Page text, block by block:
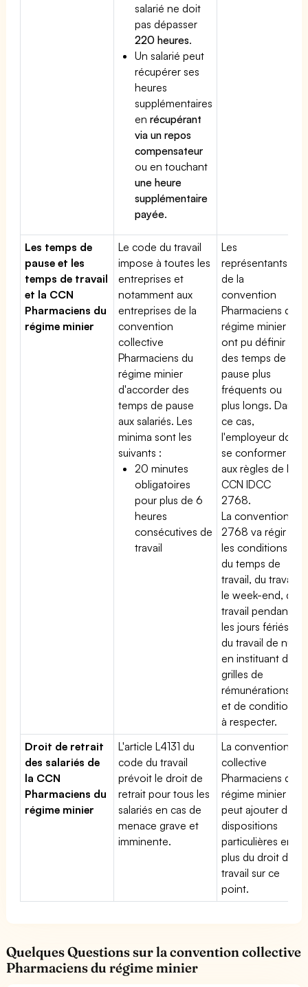
salarié ne doit
pas dépasser
220 heures.
Un salarié peut
récupérer ses
heures
supplémentaires
enrécupérant
via un repos
compensateur
ou en touchant
une heure
supplémentaire
payée.
Les temps de
pause et les
temps de travail
et la CCN
Pharmaciens du
régime minier
Le code du travail
impose à toutes les
entreprises et
notamment aux
entreprises de la
convention
collective
Pharmaciens du
régime minier
d'accorder des
temps de pause
aux salariés. Les
minima sont les
suivants :
20 minutes
obligatoires
pour plus de 6
heures
consécutives de
travail
Les
représentants
de la
convention
Pharmaciens du
régime minier
ont pu définir
des temps de
pause plus
fréquents ou
plus longs. Dans
ce cas,
l'employeur doit
se conformer
aux règles de la
CCN IDCC
2768.
La convention
2768 va régir
les conditions
du temps de
travail, du travail
le week-end, du
travail pendant
les jours fériés,
du travail de nuit
en instituant des
grilles de
rémunérations
et de conditions
à respecter.
Droit de retrait
des salariés de
la CCN
Pharmaciens du
régime minier
L'article L4131 du
code du travail
prévoit le droit de
retrait pour tous les
salariés en cas de
menace grave et
imminente.
La convention
collective
Pharmaciens du
régime minier
peut ajouter des
dispositions
particulières en
plus du droit du
travail sur ce
point.
Quelques Questions sur la convention collective
Pharmaciens du régime minier